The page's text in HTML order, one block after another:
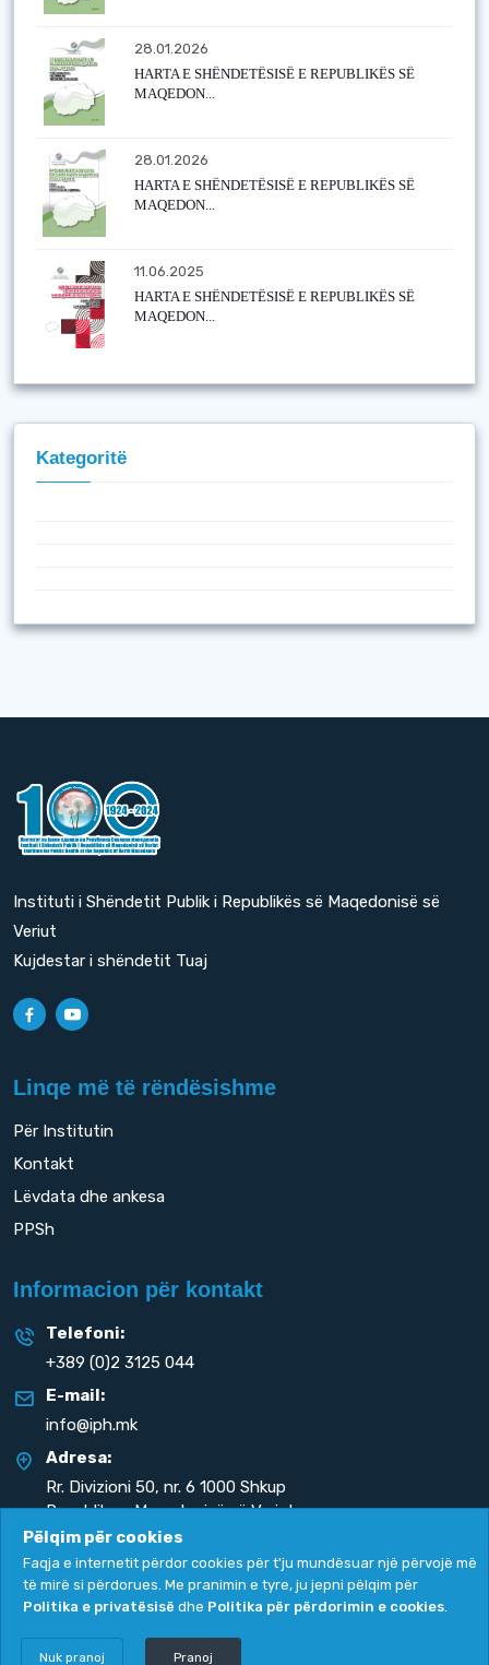
28.01.2026
HARTA E SHËNDETËSISË E REPUBLIKËS SË
MAQEDON...
28.01.2026
HARTA E SHËNDETËSISË E REPUBLIKËS SË
MAQEDON...
11.06.2025
HARTA E SHËNDETËSISË E REPUBLIKËS SË
MAQEDON...
Kategoritë
Instituti i Shëndetit Publik i Republikës së Maqedonisë së
Veriut
Kujdestar i shëndetit Tuaj
Linqe më të rëndësishme
Për Institutin
Kontakt
Lëvdata dhe ankesa
PPSh
Informacion për kontakt
Telefoni:
+389 (0)2 3125 044
E-mail:
info@iph.mk
Adresa:
Rr. Divizioni 50, nr. 6 1000 Shkup
Republika e Maqedonisë së Veriut
Politika e privatësisë Politika për përdorimin e cookies
Copyright 2026. All rights reserved by
Pëlqim për cookies
Faqja e internetit përdor cookies për t'ju mundësuar një përvojë më
të mirë si përdorues. Me pranimin e tyre, ju jepni pëlqim për
Politika e privatësisë dhe Politika për përdorimin e cookies.
Nuk pranoj Pranoj